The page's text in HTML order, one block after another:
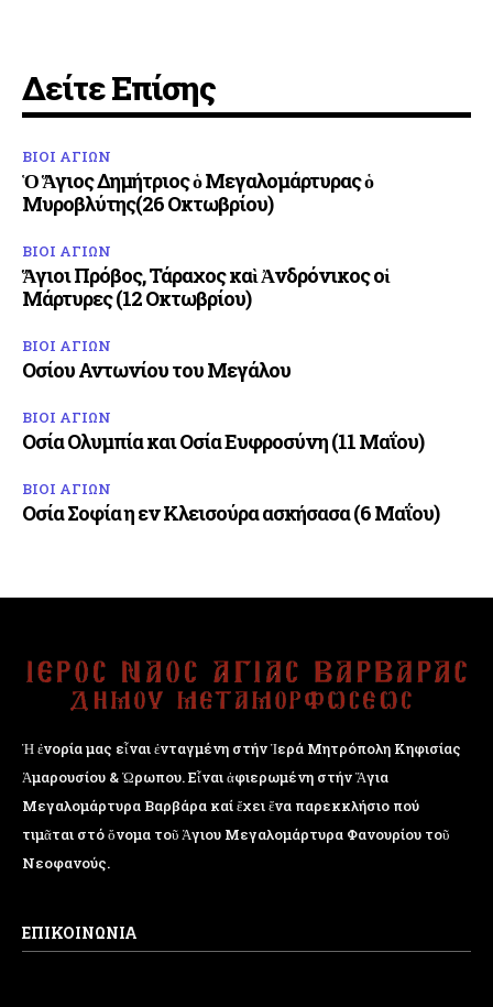
Δείτε Επίσης
ΒΙΟΙ ΑΓΙΩΝ
Ὁ Ἅγιος Δημήτριος ὁ Μεγαλομάρτυρας ὁ
Μυροβλύτης(26 Οκτωβρίου)
ΒΙΟΙ ΑΓΙΩΝ
Ἅγιοι Πρόβος, Τάραχος καὶ Ἀνδρόνικος οἱ
Μάρτυρες (12 Οκτωβρίου)
ΒΙΟΙ ΑΓΙΩΝ
Οσίου Αντωνίου του Μεγάλου
ΒΙΟΙ ΑΓΙΩΝ
Οσία Ολυμπία και Οσία Ευφροσύνη (11 Μαΐου)
ΒΙΟΙ ΑΓΙΩΝ
Οσία Σοφία η εν Κλεισούρα ασκήσασα (6 Μαΐου)
Ἡ ἐνορία μας εἶναι ἐνταγμένη στήν Ἱερά Μητρόπολη Κηφισίας
Ἁμαρουσίου & Ὠρωπου. Εἶναι ἀφιερωμένη στήν Ἅγια
Μεγαλομάρτυρα Βαρβάρα καί ἔχει ἕνα παρεκκλήσιο πού
τιμᾶται στό ὄνομα τοῦ Ἁγιου Μεγαλομάρτυρα Φανουρίου τοῦ
Νεοφανούς.
ΕΠΙΚΟΙΝΩΝΙΑ